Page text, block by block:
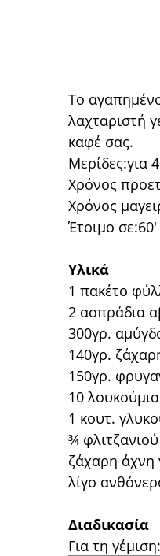
Το
λαχταριστή
καφέ σας.
Μερίδες:για
Χρόνος
Χρόνος
Έτοιμο σε:60'
Υλικά
1 πακέτο
2 ασπράδια
300γρ.
140γρ.
150γρ.
10
1 κουτ.
¾
ζάχαρη άχνη
λίγο
Διαδικασία
Για τη γέμιση: